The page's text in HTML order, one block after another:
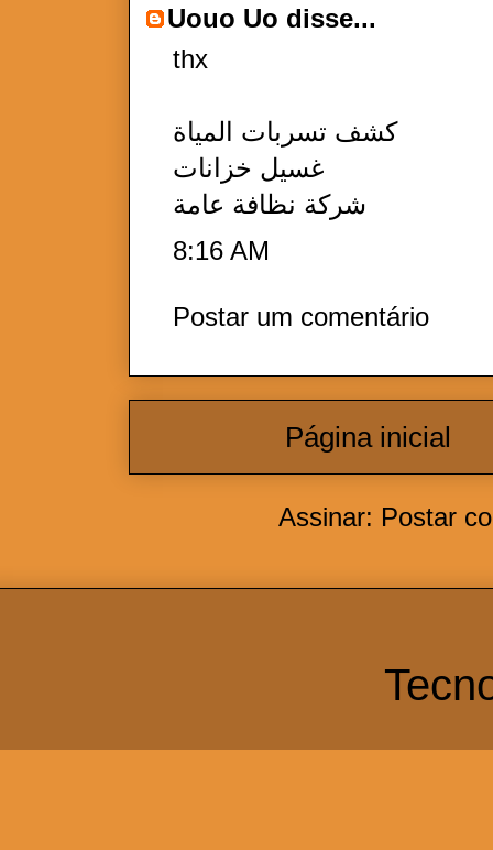
Uouo Uo disse...
thx
كشف تسربات المياة
غسيل خزانات
شركة نظافة عامة
8:16 AM
Postar um comentário
Página inicial
Assinar: Postar